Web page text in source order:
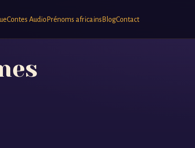
Contes AudioPrénoms africainsBlogContact